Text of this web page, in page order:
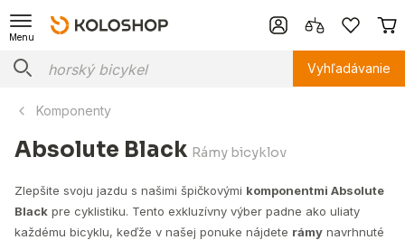
Menu
Vyhľadávanie
Komponenty
Absolute Black Rámy bicyklov
Zlepšite svoju jazdu s našimi špičkovými komponentmi Absolute
Black pre cyklistiku. Tento exkluzívny výber padne ako uliaty
každému bicyklu, keďže v našej ponuke nájdete rámy navrhnuté